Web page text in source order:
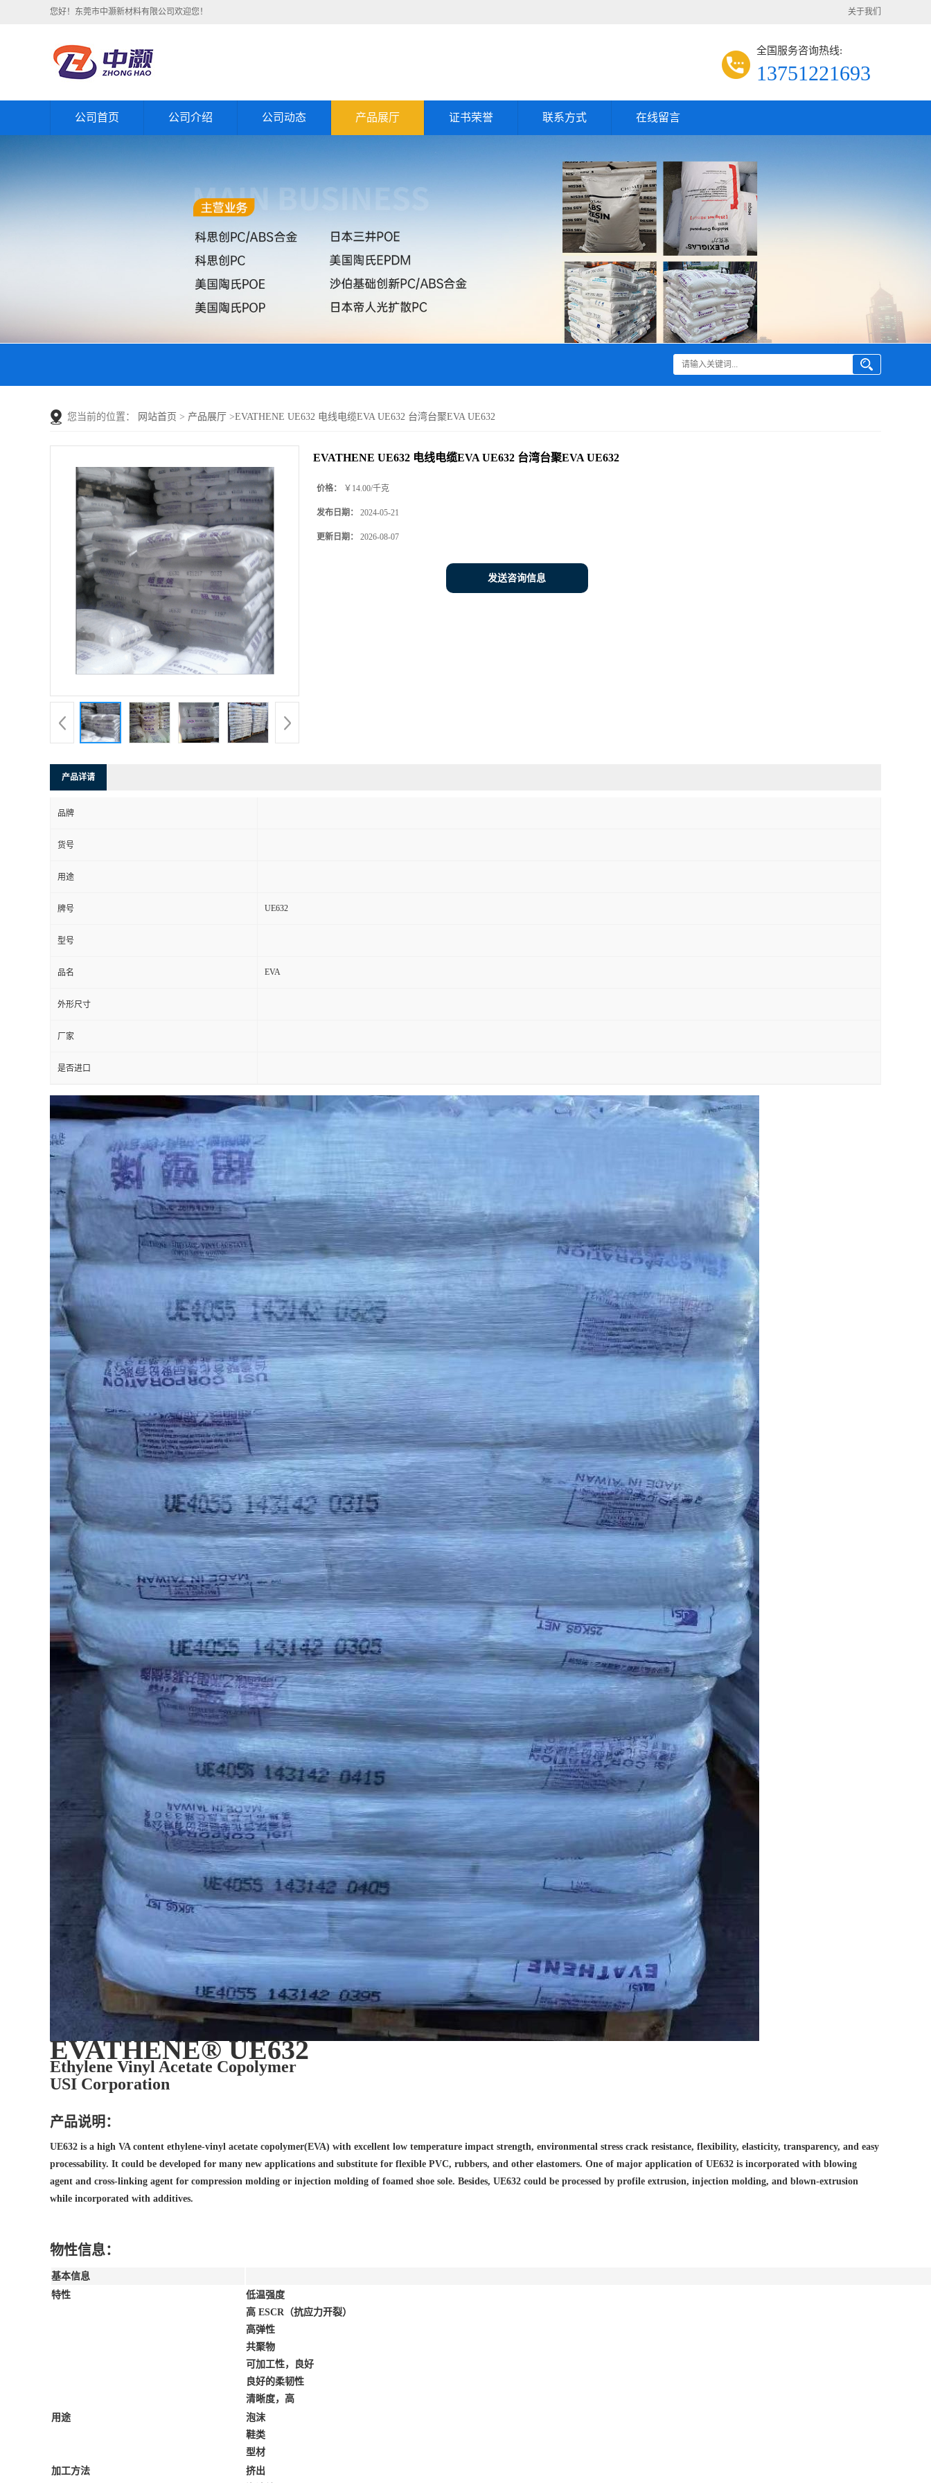
您好！东莞市中灏新材料有限公司欢迎您！ 关于我们
全国服务咨询热线:
13751221693
公司首页 公司介绍 公司动态 产品展厅 证书荣誉 联系方式 在线留言
您当前的位置： 网站首页 > 产品展厅 >EVATHENE UE632 电线电缆EVA UE632 台湾台聚EVA UE632
EVATHENE UE632 电线电缆EVA UE632 台湾台聚EVA UE632
价格： ￥14.00/千克
发布日期： 2024-05-21
更新日期： 2026-08-07
发送咨询信息
产品详请
品牌
货号
用途
牌号 UE632
型号
品名 EVA
外形尺寸
厂家
是否进口
EVATHENE® UE632
Ethylene Vinyl Acetate Copolymer
USI Corporation
产品说明：
UE632 is a high VA content ethylene-vinyl acetate copolymer(EVA) with excellent low temperature impact strength, environmental stress crack resistance, flexibility, elasticity, transparency, and easy
processability. It could be developed for many new applications and substitute for flexible PVC, rubbers, and other elastomers. One of major application of UE632 is incorporated with blowing
agent and cross-linking agent for compression molding or injection molding of foamed shoe sole. Besides, UE632 could be processed by profile extrusion, injection molding, and blown-extrusion
while incorporated with additives.
物性信息：
基本信息
特性
低温强度
高 ESCR（抗应力开裂）
高弹性
共聚物
可加工性，良好
良好的柔韧性
清晰度，高
用途
泡沫
鞋类
型材
加工方法
挤出